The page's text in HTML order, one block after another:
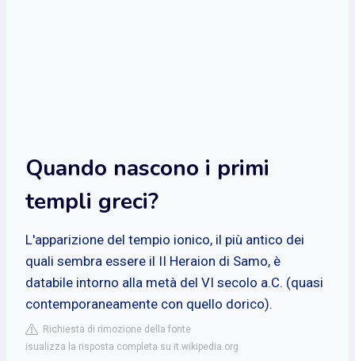
Quando nascono i primi
templi greci?
L'apparizione del tempio ionico, il più antico dei
quali sembra essere il II Heraion di Samo, è
databile intorno alla metà del VI secolo a.C. (quasi
contemporaneamente con quello dorico).
Richiesta di rimozione della fonte
isualizza la risposta completa su it.wikipedia.org